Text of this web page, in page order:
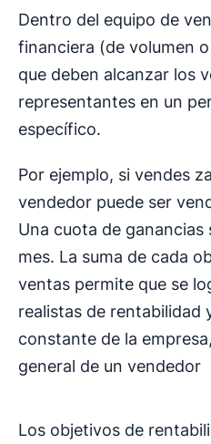
Dentro del equipo de
financiera (de volumen
que deben alcanzar los
representantes en un
específico.
Por ejemplo, si vendes
vendedor puede ser
Una cuota de
mes. La suma de cada
ventas permite que se
realistas de rentabilidad
constante de la
general de un vendedor
Los objetivos de